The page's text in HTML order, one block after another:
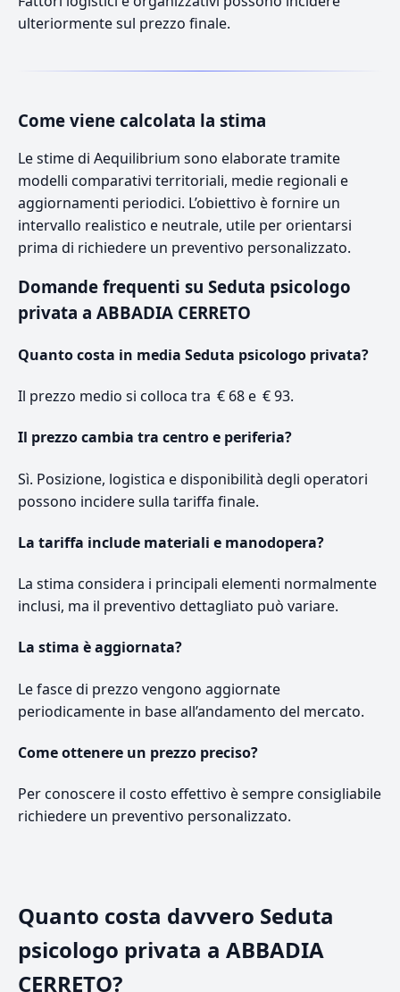
ulteriormente sul prezzo finale.
Come viene calcolata la stima
Le stime di Aequilibrium sono elaborate tramite
modelli comparativi territoriali, medie regionali e
aggiornamenti periodici. L’obiettivo è fornire un
intervallo realistico e neutrale, utile per orientarsi
prima di richiedere un preventivo personalizzato.
Domande frequenti su Seduta psicologo
privata a ABBADIA CERRETO
Quanto costa in media Seduta psicologo privata?
Il prezzo medio si colloca tra € 68 e € 93.
Il prezzo cambia tra centro e periferia?
Sì. Posizione, logistica e disponibilità degli operatori
possono incidere sulla tariffa finale.
La tariffa include materiali e manodopera?
La stima considera i principali elementi normalmente
inclusi, ma il preventivo dettagliato può variare.
La stima è aggiornata?
Le fasce di prezzo vengono aggiornate
periodicamente in base all’andamento del mercato.
Come ottenere un prezzo preciso?
Per conoscere il costo effettivo è sempre consigliabile
richiedere un preventivo personalizzato.
Quanto costa davvero Seduta
psicologo privata a ABBADIA
CERRETO?